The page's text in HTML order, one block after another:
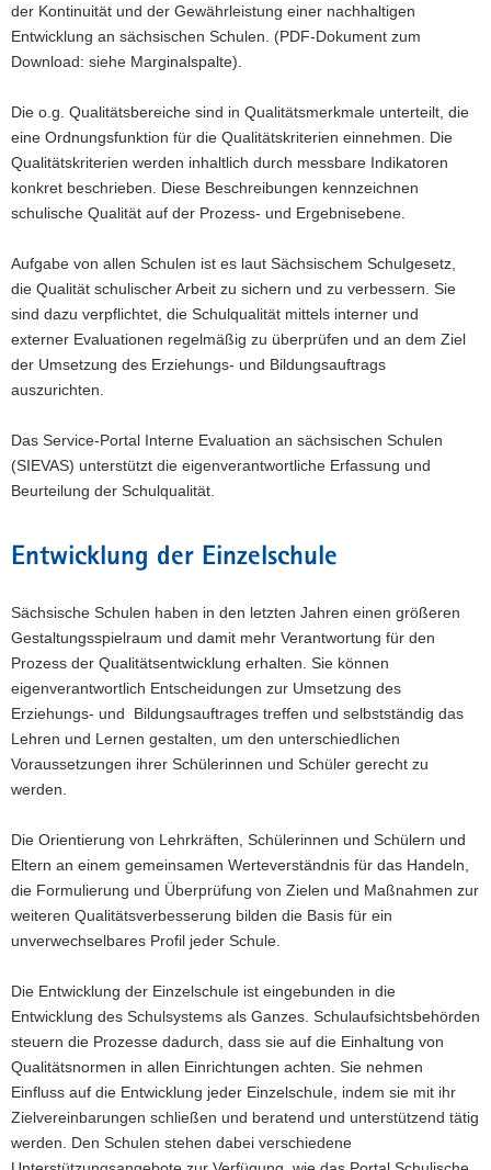
der Kontinuität und der Gewährleistung einer nachhaltigen
Entwicklung an sächsischen Schulen. (PDF-Dokument zum
Download: siehe Marginalspalte).
Die o.g. Qualitätsbereiche sind in Qualitätsmerkmale unterteilt, die
eine Ordnungsfunktion für die Qualitätskriterien einnehmen. Die
Qualitätskriterien werden inhaltlich durch messbare Indikatoren
konkret beschrieben. Diese Beschreibungen kennzeichnen
schulische Qualität auf der Prozess- und Ergebnisebene.
Aufgabe von allen Schulen ist es laut Sächsischem Schulgesetz,
die Qualität schulischer Arbeit zu sichern und zu verbessern. Sie
sind dazu verpflichtet, die Schulqualität mittels interner und
externer Evaluationen regelmäßig zu überprüfen und an dem Ziel
der Umsetzung des Erziehungs- und Bildungsauftrags
auszurichten.
Das Service-Portal Interne Evaluation an sächsischen Schulen
(SIEVAS) unterstützt die eigenverantwortliche Erfassung und
Beurteilung der Schulqualität.
Entwicklung der Einzelschule
Sächsische Schulen haben in den letzten Jahren einen größeren
Gestaltungsspielraum und damit mehr Verantwortung für den
Prozess der Qualitätsentwicklung erhalten. Sie können
eigenverantwortlich Entscheidungen zur Umsetzung des
Erziehungs- und Bildungsauftrages treffen und selbstständig das
Lehren und Lernen gestalten, um den unterschiedlichen
Voraussetzungen ihrer Schülerinnen und Schüler gerecht zu
werden.
Die Orientierung von Lehrkräften, Schülerinnen und Schülern und
Eltern an einem gemeinsamen Werteverständnis für das Handeln,
die Formulierung und Überprüfung von Zielen und Maßnahmen zur
weiteren Qualitätsverbesserung bilden die Basis für ein
unverwechselbares Profil jeder Schule.
Die Entwicklung der Einzelschule ist eingebunden in die
Entwicklung des Schulsystems als Ganzes. Schulaufsichtsbehörden
steuern die Prozesse dadurch, dass sie auf die Einhaltung von
Qualitätsnormen in allen Einrichtungen achten. Sie nehmen
Einfluss auf die Entwicklung jeder Einzelschule, indem sie mit ihr
Zielvereinbarungen schließen und beratend und unterstützend tätig
werden. Den Schulen stehen dabei verschiedene